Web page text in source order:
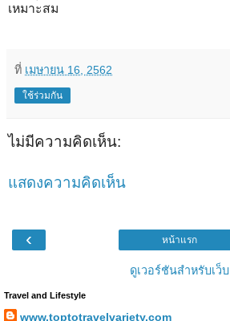
เหมาะสม
ที่ เมษายน 16, 2562
ใช้ร่วมกัน
ไม่มีความคิดเห็น:
แสดงความคิดเห็น
‹ หน้าแรก
ดูเวอร์ชันสำหรับเว็บ
Travel and Lifestyle
www.toptotravelvariety.com